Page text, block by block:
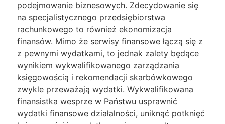
podejmowanie biznesowych. Zdecydowanie się
na specjalistycznego przedsiębiorstwa
rachunkowego to również ekonomizacja
finansów. Mimo że serwisy finansowe łączą się z
z pewnymi wydatkami, to jednak zalety będące
wynikiem wykwalifikowanego zarządzania
księgowością i rekomendacji skarbówkowego
zwykle przeważają wydatki. Wykwalifikowana
finansistka wesprze w Państwu usprawnić
wydatki finansowe działalności, uniknąć potknięć